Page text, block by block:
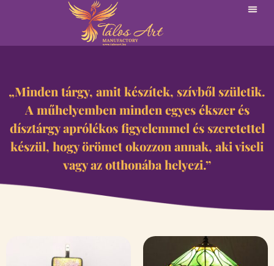
„Minden tárgy, amit készítek, szívből születik.
A műhelyemben minden egyes ékszer és
dísztárgy aprólékos figyelemmel és szeretettel
készül, hogy örömet okozzon annak, aki viseli
vagy az otthonába helyezi.”